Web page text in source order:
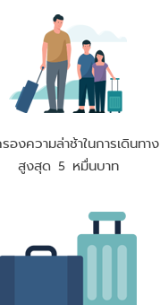
องความล่าช้าในการเดินทาง
สูงสุด 5 หมื่นบาท